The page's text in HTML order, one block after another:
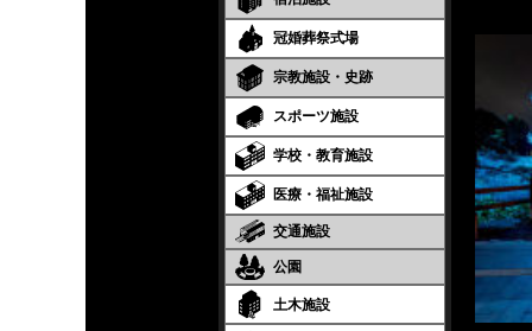
冠婚葬祭式場
宗教施設・史跡
スポーツ施設
学校・教育施設
医療・福祉施設
交通施設
公園
土木施設